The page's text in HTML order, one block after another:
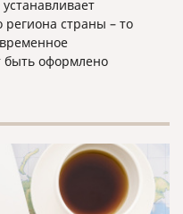
региона страны – то
быть оформлено